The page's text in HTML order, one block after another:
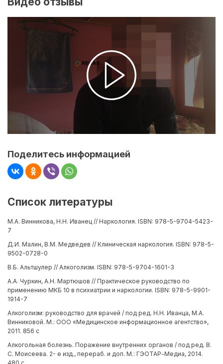
Поделитесь информацией
Список литературы
М.А. Винникова, Н.Н. Иванец // Наркология. ISBN: 978-5-9704-5423-
7
Д.И. Малин, В.М. Медведев // Клиническая наркология. ISBN: 978-5-
9502-0728-0
В.Б. Альтшулер // Алкоголизм. ISBN: 978-5-9704-1601-3
А.А. Чуркин, А.Н. Мартюшов // Практическое руководство по
применению МКБ 10 в психиатрии и наркологии. ISBN: 978-5-9901-
1914-7
Алкоголизм: руководство для врачей / под ред. Н.Н. Иванца, М.А.
Винниковой. М.: ООО «Медицинское информационное агентство»,
2011. 856 с
Алкогольная болезнь. Поражение внутренних органов / под ред. В.
С. Моисеева. 2- е изд., перераб. и доп. М.: ГЭОТАР-Медиа, 2014.